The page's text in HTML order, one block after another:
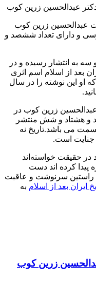
دکتر عبدالحسین زرین کوب
عبدالحسین زرین کوب
و دارای تعداد ششصد و
به انتشار رسیده و در
بعد از اسلام اسم اثری
او این نوشته را در سال
عبدالحسین زرین کوب در
و هشتاد و شش منتشر
می باشد.تاریخ نه
جنایت است.
در حقیقت خواسته‌اند
پیدا کرده اند دست
راستین سرنوشت و عاقبت
ایران بعد از اسلام به
زرین کوب